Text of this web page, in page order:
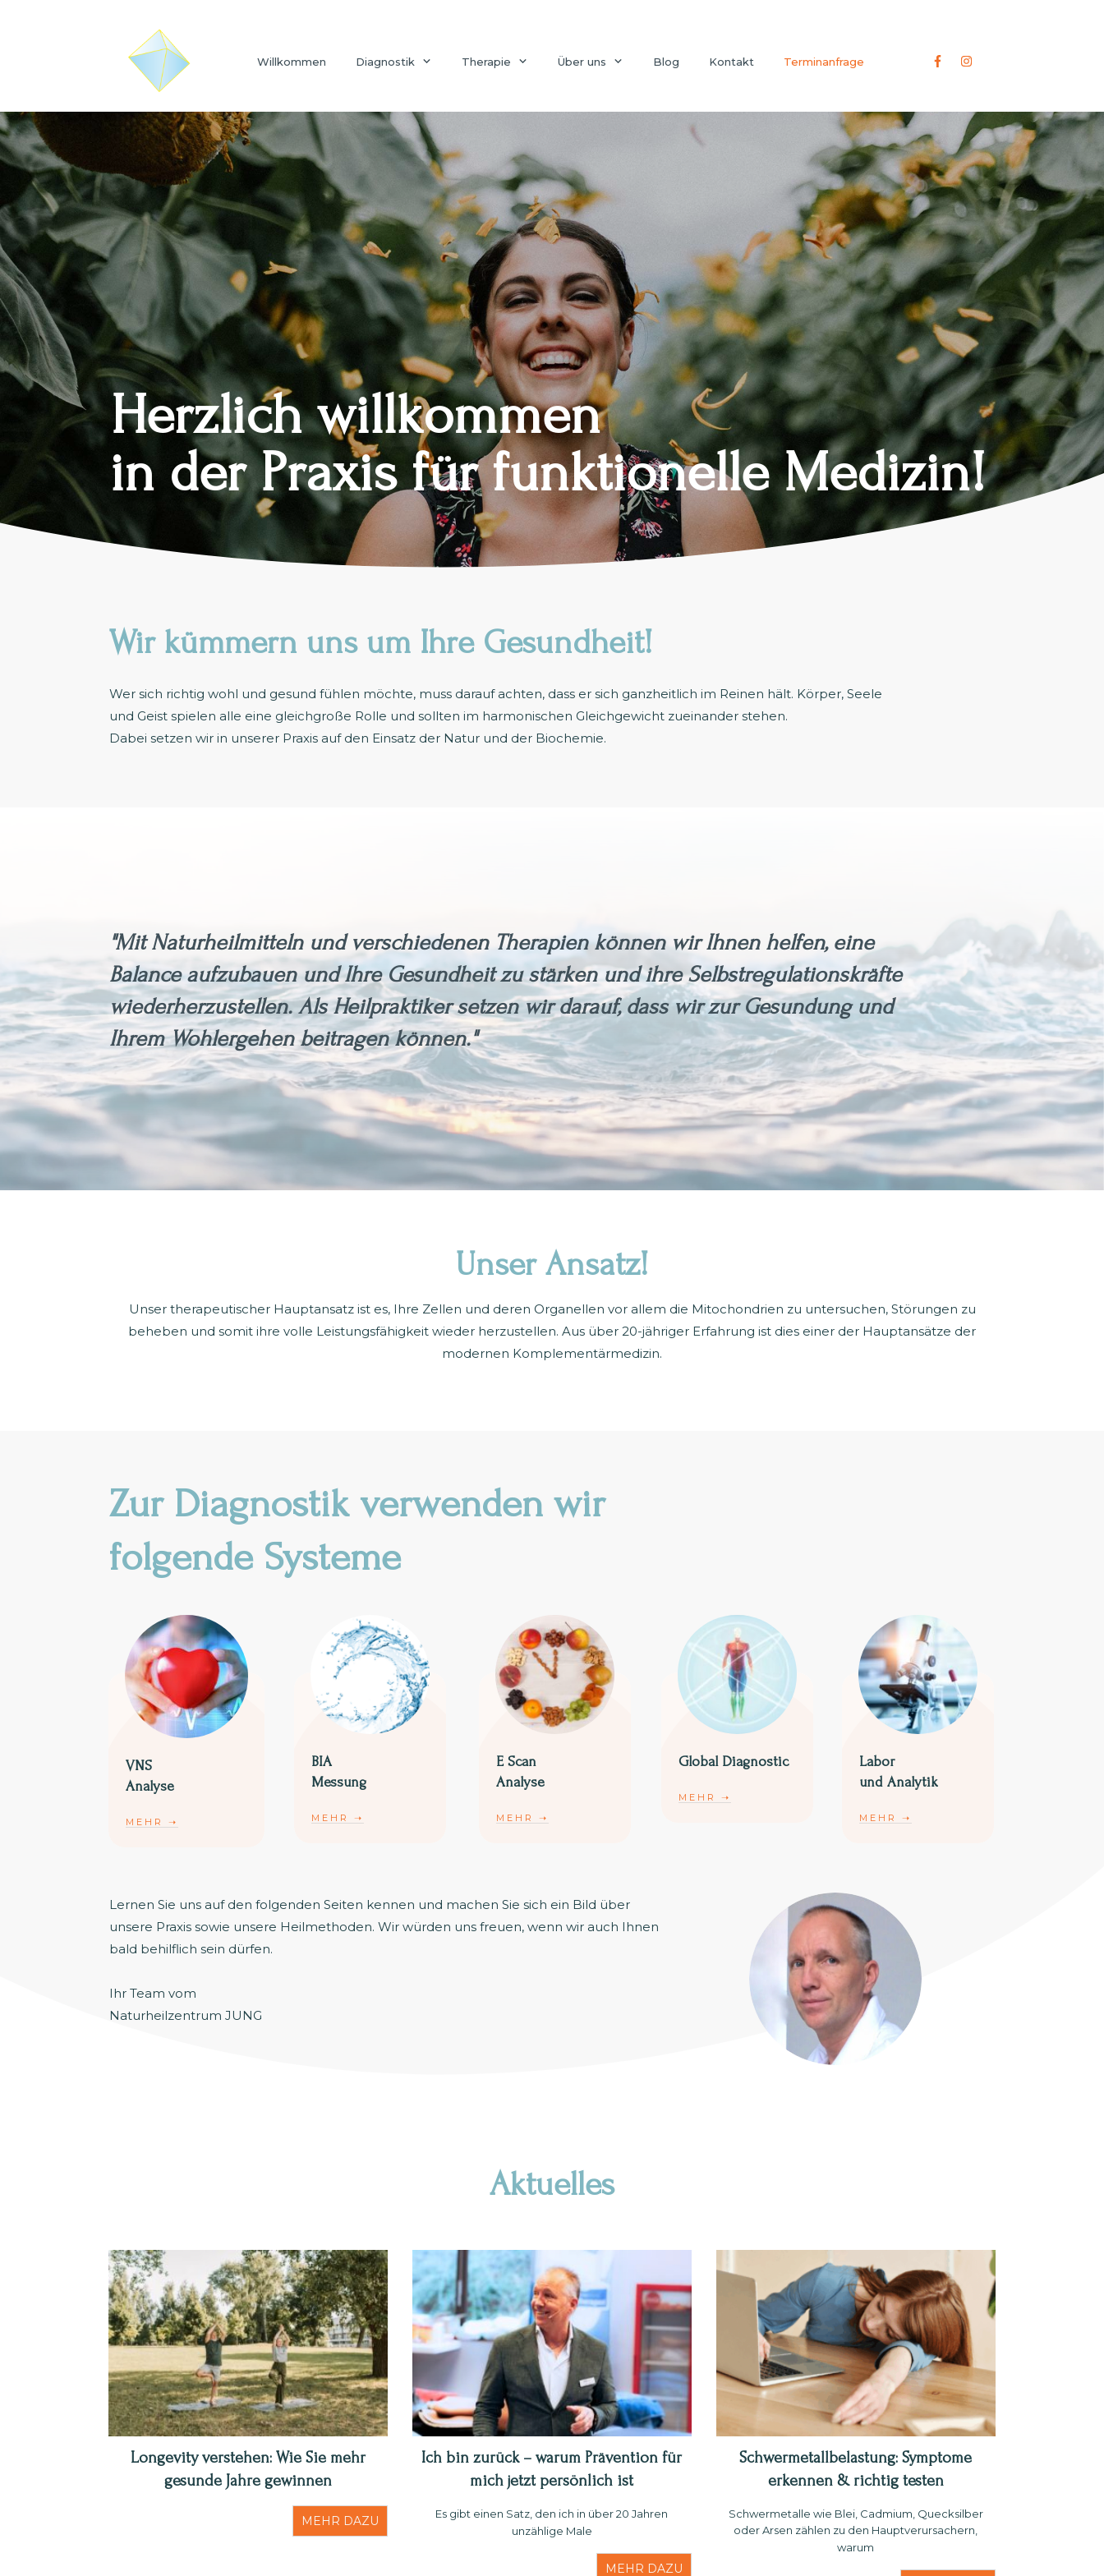
Willkommen Diagnostik Therapie Über uns Blog Kontakt Terminanfrage
Herzlich willkommen
in der Praxis für funktionelle Medizin!
Wir kümmern uns um Ihre Gesundheit!
Wer sich richtig wohl und gesund fühlen möchte, muss darauf achten, dass er sich ganzheitlich im Reinen hält. Körper, Seele
und Geist spielen alle eine gleichgroße Rolle und sollten im harmonischen Gleichgewicht zueinander stehen.
Dabei setzen wir in unserer Praxis auf den Einsatz der Natur und der Biochemie.
"Mit Naturheilmitteln und verschiedenen Therapien können wir Ihnen helfen, eine
Balance aufzubauen und Ihre Gesundheit zu stärken und ihre Selbstregulationskräfte
wiederherzustellen. Als Heilpraktiker setzen wir darauf, dass wir zur Gesundung und
Ihrem Wohlergehen beitragen können."
Unser Ansatz!
Unser therapeutischer Hauptansatz ist es, Ihre Zellen und deren Organellen vor allem die Mitochondrien zu untersuchen, Störungen zu
beheben und somit ihre volle Leistungsfähigkeit wieder herzustellen. Aus über 20-jähriger Erfahrung ist dies einer der Hauptansätze der
modernen Komplementärmedizin.
Zur Diagnostik verwenden wir
folgende Systeme
VNS
Analyse
MEHR ➝
BIA
Messung
MEHR ➝
E Scan
Analyse
MEHR ➝
Global Diagnostic
MEHR ➝
Labor
und Analytik
MEHR ➝
Lernen Sie uns auf den folgenden Seiten kennen und machen Sie sich ein Bild über
unsere Praxis sowie unsere Heilmethoden. Wir würden uns freuen, wenn wir auch Ihnen
bald behilflich sein dürfen.
Ihr Team vom
Naturheilzentrum JUNG
Aktuelles
Longevity verstehen: Wie Sie mehr
gesunde Jahre gewinnen
MEHR DAZU
Ich bin zurück – warum Prävention für
mich jetzt persönlich ist
Es gibt einen Satz, den ich in über 20 Jahren
unzählige Male
MEHR DAZU
Schwermetallbelastung: Symptome
erkennen & richtig testen
Schwermetalle wie Blei, Cadmium, Quecksilber
oder Arsen zählen zu den Haupt­verursachern,
warum